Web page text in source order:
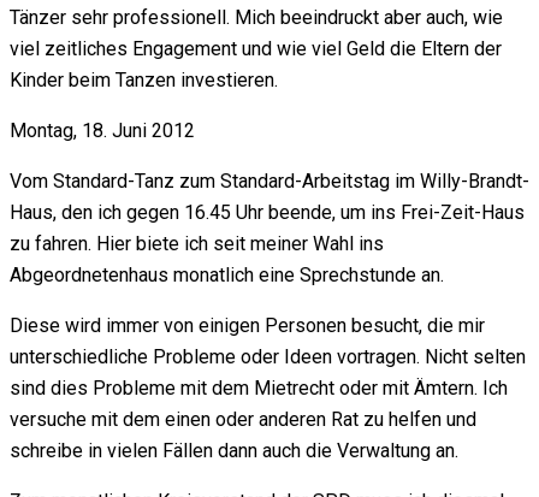
Tänzer sehr professionell. Mich beeindruckt aber auch, wie
viel zeitliches Engagement und wie viel Geld die Eltern der
Kinder beim Tanzen investieren.
Montag, 18. Juni 2012
Vom Standard-Tanz zum Standard-Arbeitstag im Willy-Brandt-
Haus, den ich gegen 16.45 Uhr beende, um ins Frei-Zeit-Haus
zu fahren. Hier biete ich seit meiner Wahl ins
Abgeordnetenhaus monatlich eine Sprechstunde an.
Diese wird immer von einigen Personen besucht, die mir
unterschiedliche Probleme oder Ideen vortragen. Nicht selten
sind dies Probleme mit dem Mietrecht oder mit Ämtern. Ich
versuche mit dem einen oder anderen Rat zu helfen und
schreibe in vielen Fällen dann auch die Verwaltung an.